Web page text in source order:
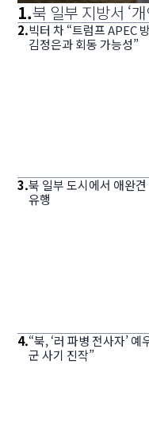
1.북 일부 지방서 ‘
2.빅터 차 “트럼프 APEC
김정은과 회동 가능성”
3.북 일부 도시에서 애완견
유행
4.“북, ‘러 파병 전사자’ 예
군 사기 진작”